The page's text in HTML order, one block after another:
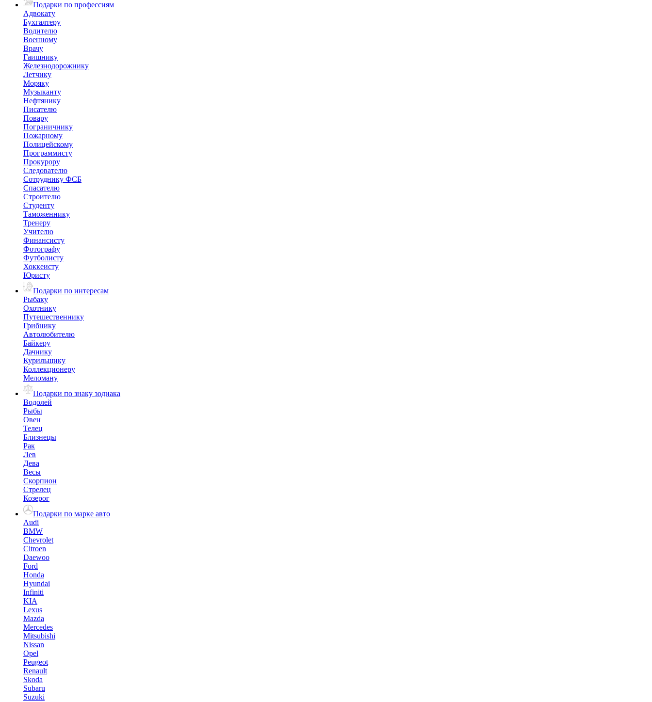
Подарки по профессиям
Адвокату
Бухгалтеру
Водителю
Военному
Врачу
Гаишнику
Железнодорожнику
Летчику
Моряку
Музыканту
Нефтянику
Писателю
Повару
Пограничнику
Пожарному
Полицейскому
Программисту
Прокурору
Следователю
Сотруднику ФСБ
Спасателю
Строителю
Студенту
Таможеннику
Тренеру
Учителю
Финансисту
Фотографу
Футболисту
Хоккеисту
Юристу
Подарки по интересам
Рыбаку
Охотнику
Путешественнику
Грибнику
Автолюбителю
Байкеру
Дачнику
Курильщику
Коллекционеру
Меломану
Подарки по знаку зодиака
Водолей
Рыбы
Овен
Телец
Близнецы
Рак
Лев
Дева
Весы
Скорпион
Стрелец
Козерог
Подарки по марке авто
Audi
BMW
Chevrolet
Citroen
Daewoo
Ford
Honda
Hyundai
Infiniti
KIA
Lexus
Mazda
Mercedes
Mitsubishi
Nissan
Opel
Peugeot
Renault
Skoda
Subaru
Suzuki